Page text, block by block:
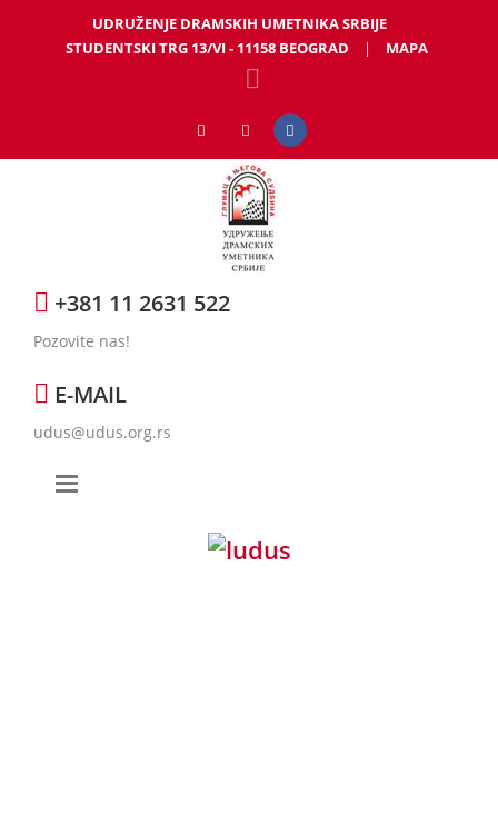
UDRUŽENJE DRAMSKIH UMETNIKA SRBIJE
STUDENTSKI TRG 13/VI - 11158 BEOGRAD
| MAPA
+381 11 2631 522
Pozovite nas!
E-MAIL
udus@udus.org.rs